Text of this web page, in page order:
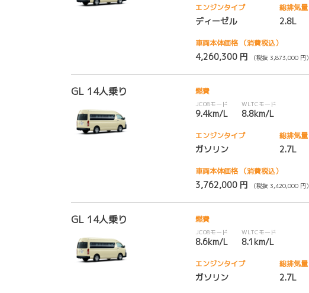
エンジンタイプ
ディーゼル
総排気量
2.8L
車両本体価格 （消費税込）
4,260,300 円 （税抜 3,873,000 円）
GL 14人乗り 燃費
JC08モード
9.4km/L
WLTCモード
8.8km/L
エンジンタイプ
ガソリン
総排気量
2.7L
車両本体価格 （消費税込）
3,762,000 円 （税抜 3,420,000 円）
GL 14人乗り 燃費
JC08モード
8.6km/L
WLTCモード
8.1km/L
エンジンタイプ
ガソリン
総排気量
2.7L